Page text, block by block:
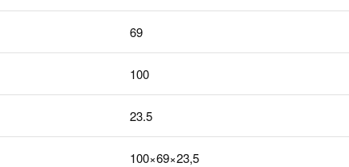
69
100
23.5
100×69×23,5